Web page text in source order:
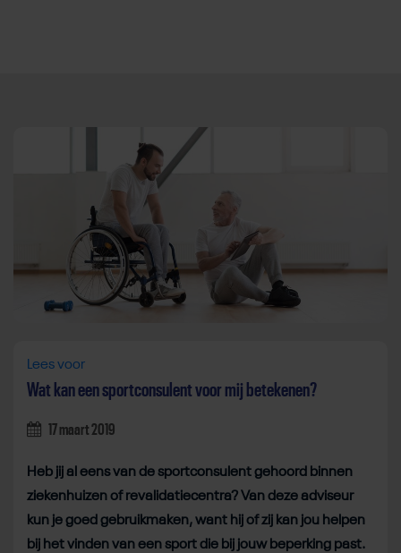
Direct door naar content
Lees voor
Wat kan een sportconsulent voor mij betekenen?
17 maart 2019
Heb jij al eens van de sportconsulent gehoord binnen
ziekenhuizen of revalidatiecentra? Van deze adviseur
kun je goed gebruikmaken, want hij of zij kan jou helpen
bij het vinden van een sport die bij jouw beperking past.